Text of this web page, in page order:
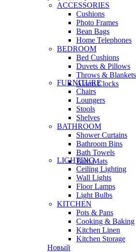
ACCESSORIES
Cushions
Photo Frames
Bean Bags
Home Telephones
BEDROOM
Bed Cushions
Duvets & Pillows
Throws & Blankets
Alarm Clocks
FURNITURE
Chairs
Loungers
Stools
Shelves
BATHROOM
Shower Curtains
Bathroom Bins
Bath Towels
Bath Mats
LIGHTING
Ceiling Lighting
Wall Lights
Floor Lamps
Light Bulbs
KITCHEN
Pots & Pans
Cooking & Baking
Kitchen Linen
Kitchen Storage
Новый